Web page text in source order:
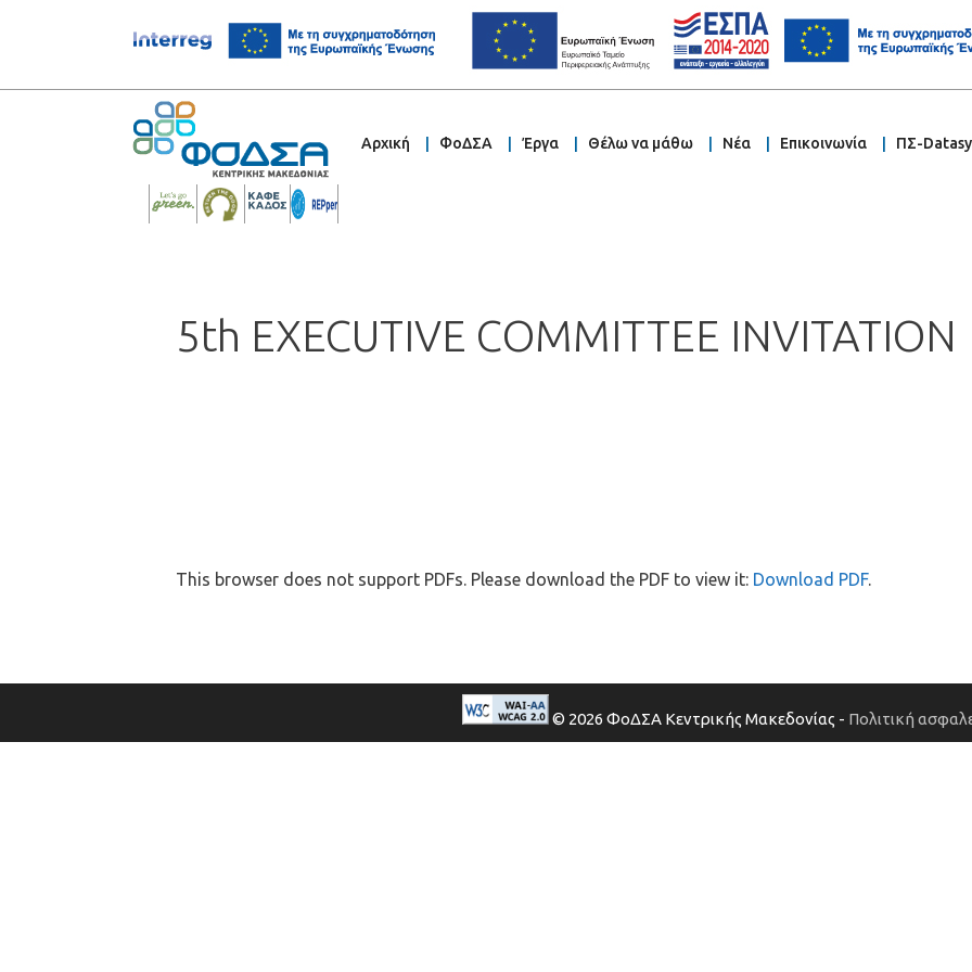
Αρχική ΦοΔΣΑ Έργα Θέλω να μάθω Νέα Επικοινωνία ΠΣ-
5th EXECUTIVE COMMITTEE INVITATION
This browser does not support PDFs. Please download the PDF to view it: Download PDF.
© 2026 ΦοΔΣΑ Κεντρικής Μακεδονίας - Πολιτική